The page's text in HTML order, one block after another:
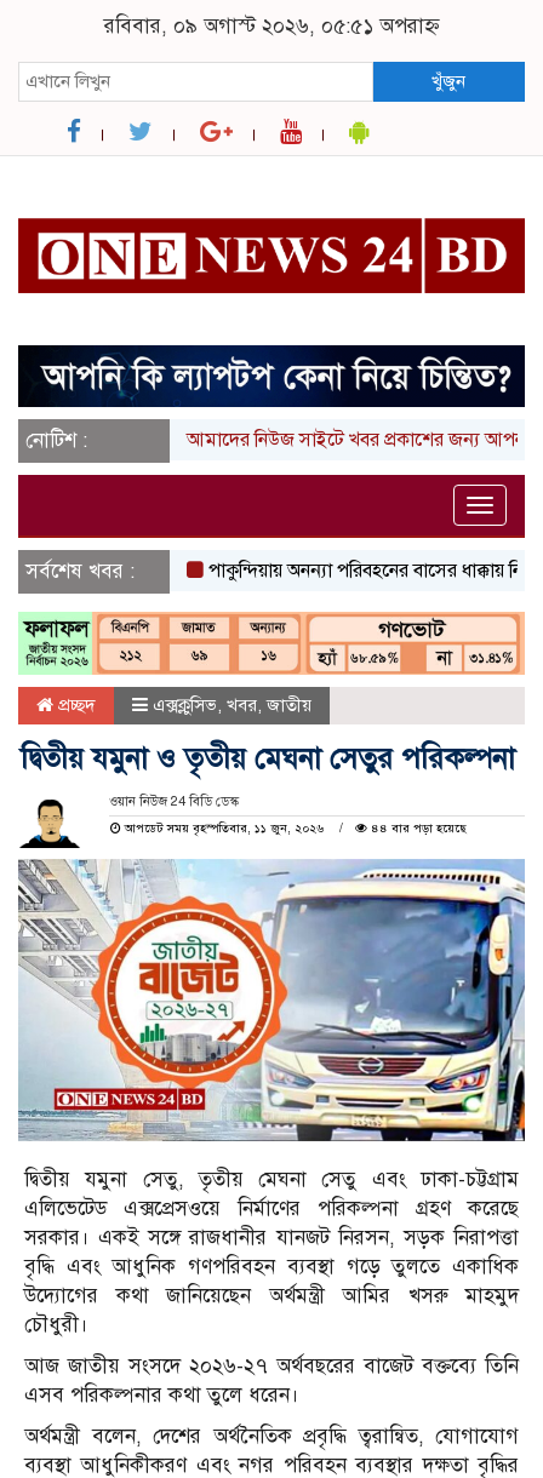
রবিবার, ০৯ অগাস্ট ২০২৬, ০৫:৫১ অপরাহ্ন
খুঁজুন
নোটিশ : আমাদের নিউজ সাইটে খবর প্রকাশের জন্য আপনার
Toggle
সর্বশেষ খবর :
পাকুন্দিয়ায় অনন্যা পরিবহনের বাসের ধাক্কায় নিহত ২
প্রচ্ছদ এক্সক্লুসিভ, খবর,জাতীয়
দ্বিতীয় যমুনা ও তৃতীয় মেঘনা সেতুর পরিকল্পনা
ওয়ান নিউজ 24 বিডি ডেস্ক
আপডেট সময় বৃহস্পতিবার, ১১ জুন, ২০২৬
৪৪ বার পড়া হয়েছে
দ্বিতীয় যমুনা সেতু, তৃতীয় মেঘনা সেতু এবং ঢাকা-চট্টগ্রাম
এলিভেটেড এক্সপ্রেসওয়ে নির্মাণের পরিকল্পনা গ্রহণ করেছে
সরকার। একই সঙ্গে রাজধানীর যানজট নিরসন, সড়ক নিরাপত্তা
বৃদ্ধি এবং আধুনিক গণপরিবহন ব্যবস্থা গড়ে তুলতে একাধিক
উদ্যোগের কথা জানিয়েছেন অর্থমন্ত্রী আমির খসরু মাহমুদ
চৌধুরী।
আজ জাতীয় সংসদে ২০২৬-২৭ অর্থবছরের বাজেট বক্তব্যে তিনি
এসব পরিকল্পনার কথা তুলে ধরেন।
অর্থমন্ত্রী বলেন, দেশের অর্থনৈতিক প্রবৃদ্ধি ত্বরান্বিত, যোগাযোগ
ব্যবস্থা আধুনিকীকরণ এবং নগর পরিবহন ব্যবস্থার দক্ষতা বৃদ্ধির